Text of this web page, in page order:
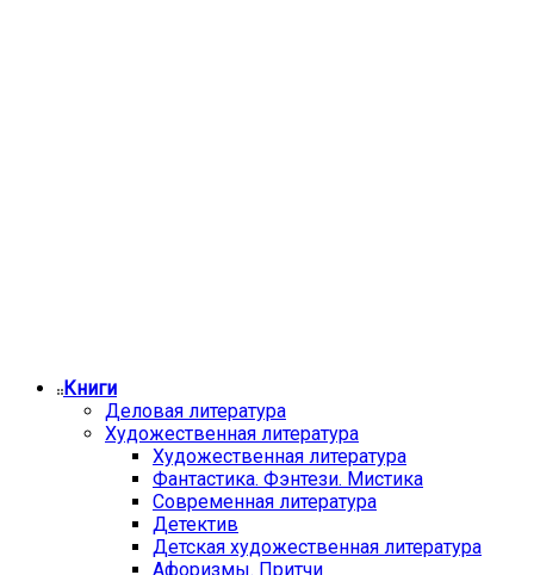
Книги
Деловая литература
Художественная литература
Художественная литература
Фантастика. Фэнтези. Мистика
Современная литература
Детектив
Детская художественная литература
Афоризмы. Притчи